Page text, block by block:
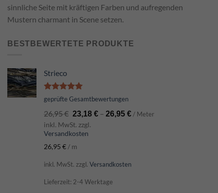
sinnliche Seite mit kräftigen Farben und aufregenden
Mustern charmant in Scene setzen.
BESTBEWERTETE PRODUKTE
Strieco
Bewertet
von 5
geprüfte Gesamtbewertungen
26,95€ 23,18 €– 26,95 € / Meter
inkl. MwSt. zzgl.
Versandkosten
26,95 € / m
inkl. MwSt. zzgl. Versandkosten
Lieferzeit: 2-4 Werktage